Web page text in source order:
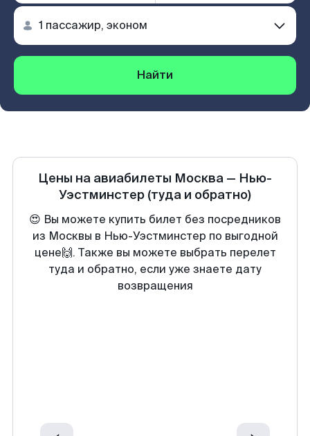
Найти
Цены на авиабилеты Москва — Нью-
Уэстминстер (туда и обратно)
😍 Вы можете купить билет без посредников
из Москвы в Нью-Уэстминстер по выгодной
цене🙌. Также вы можете выбрать перелет
туда и обратно, если уже знаете дату
возвращения